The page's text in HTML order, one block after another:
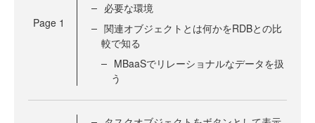
Page 1
必要な環境
関連オブジェクトとは何かをRDBとの比
較で知る
MBaaSでリレーショナルなデータを扱
う